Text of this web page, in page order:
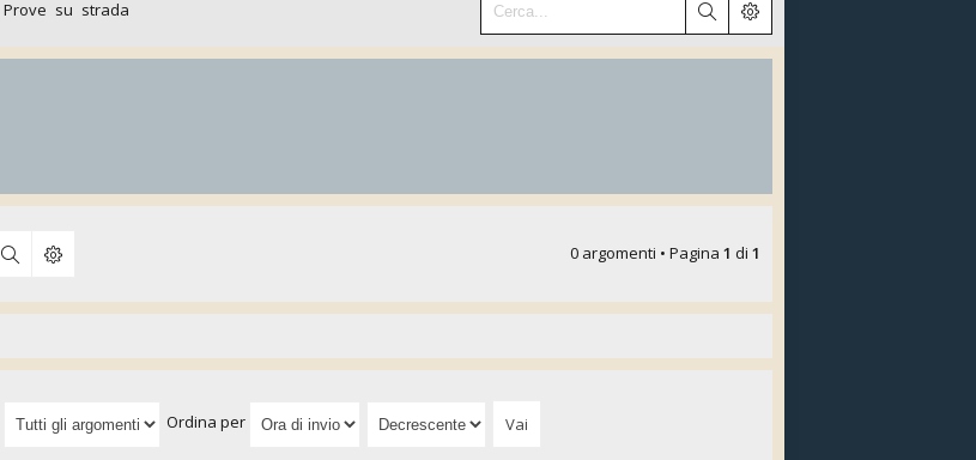
Prove su strada
0 argomenti • Pagina 1 di 1
Ordina per